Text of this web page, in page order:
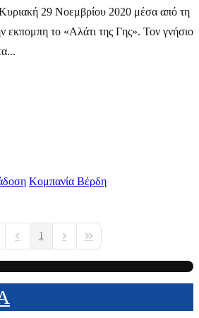
29 Νοεμβρίου 2020 μέσα από τη
εκπομπη το «Αλάτι της Γης». Τον γνήσιο
Κομπανία Βέρδη
PagePrevious Page
1
Next PageLast Page